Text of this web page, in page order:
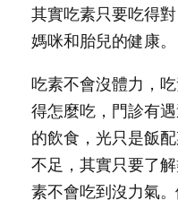
其實吃素只要吃得
媽咪和胎兒的健康。
吃素不會沒體力，
得怎麼吃，門診有
的飲食，光只是飯
不足，其實只要了
素不會吃到沒力氣